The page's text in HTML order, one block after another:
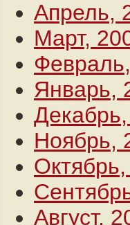
Апрель,
Март,
Январь,
Ноябрь,
Август,